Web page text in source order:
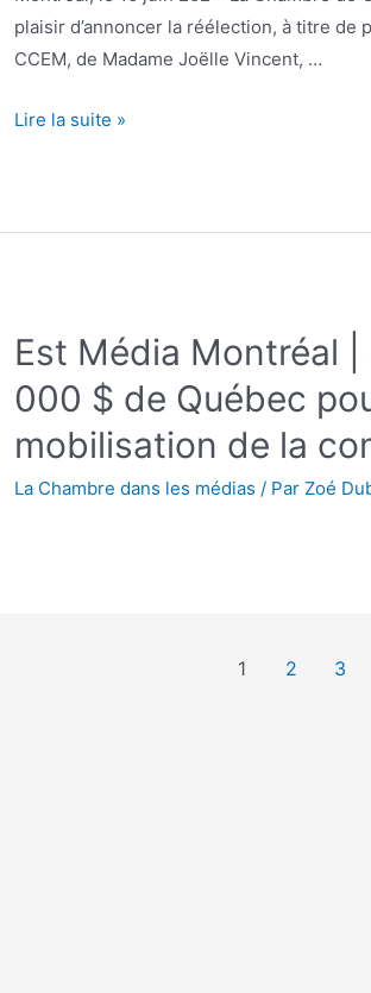
plaisir d’annoncer la réélection, à titre de
CCEM, de Madame Joëlle Vincent, …
Lire la suite »
Est Média Montréal
000 $ de Québec
mobilisation de la
La Chambre dans les médias / ParZoé
1 2 3